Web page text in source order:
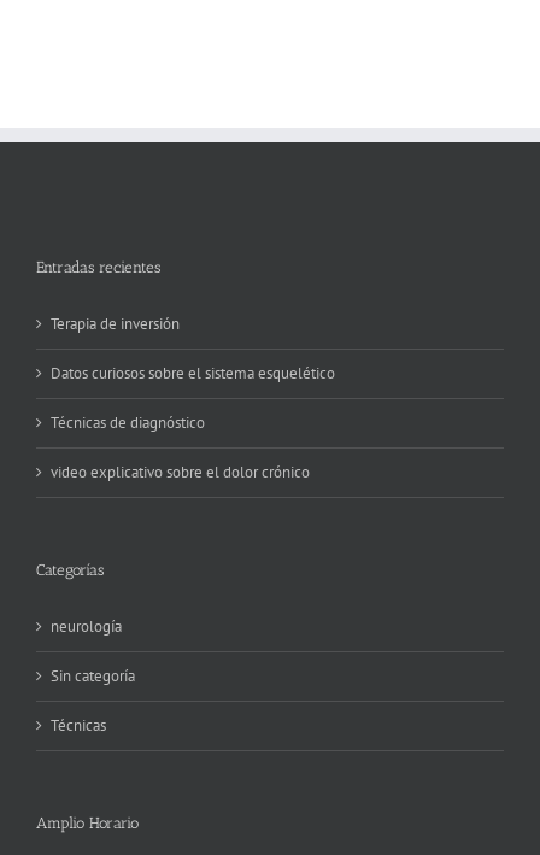
Entradas recientes
Terapia de inversión
Datos curiosos sobre el sistema esquelético
Técnicas de diagnóstico
video explicativo sobre el dolor crónico
Categorías
neurología
Sin categoría
Técnicas
Amplio Horario